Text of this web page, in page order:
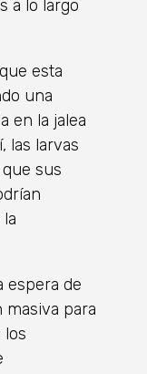
a lo largo
esta
una
en la jalea
las larvas
sus
espera de
para
los